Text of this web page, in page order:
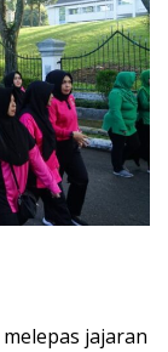
jajaran